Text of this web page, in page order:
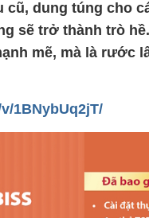
cũ, dung túng cho
sẽ trở thành trò
mẽ, mà là rước
1BNybUq2jT/